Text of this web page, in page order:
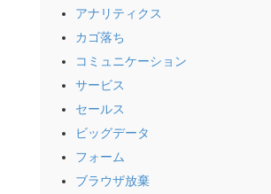
アナリティクス
カゴ落ち
コミュニケーション
サービス
セールス
ビッグデータ
フォーム
ブラウザ放棄